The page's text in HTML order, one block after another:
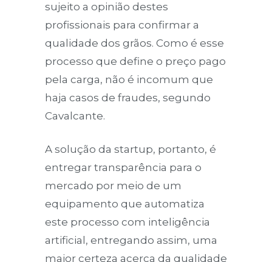
sujeito a opinião destes
profissionais para confirmar a
qualidade dos grãos. Como é esse
processo que define o preço pago
pela carga, não é incomum que
haja casos de fraudes, segundo
Cavalcante.
A solução da startup, portanto, é
entregar transparência para o
mercado por meio de um
equipamento que automatiza
este processo com inteligência
artificial, entregando assim, uma
maior certeza acerca da qualidade